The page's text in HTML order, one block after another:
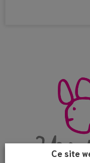
Ce site